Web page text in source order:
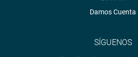
Damos Cuenta
SÍGUENOS